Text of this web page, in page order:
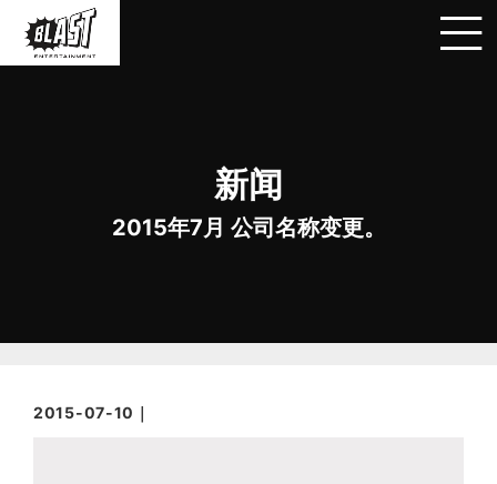
新闻
2015年7月 公司名称变更。
2015-07-10｜